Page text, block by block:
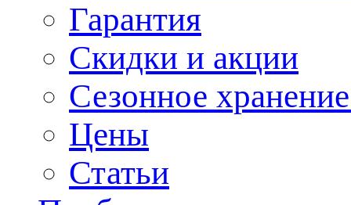
Гарантия
Скидки и акции
Сезонное
Цены
Статьи